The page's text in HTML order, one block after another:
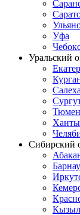
Уфа
Уральский
Сибирский
Кызыл